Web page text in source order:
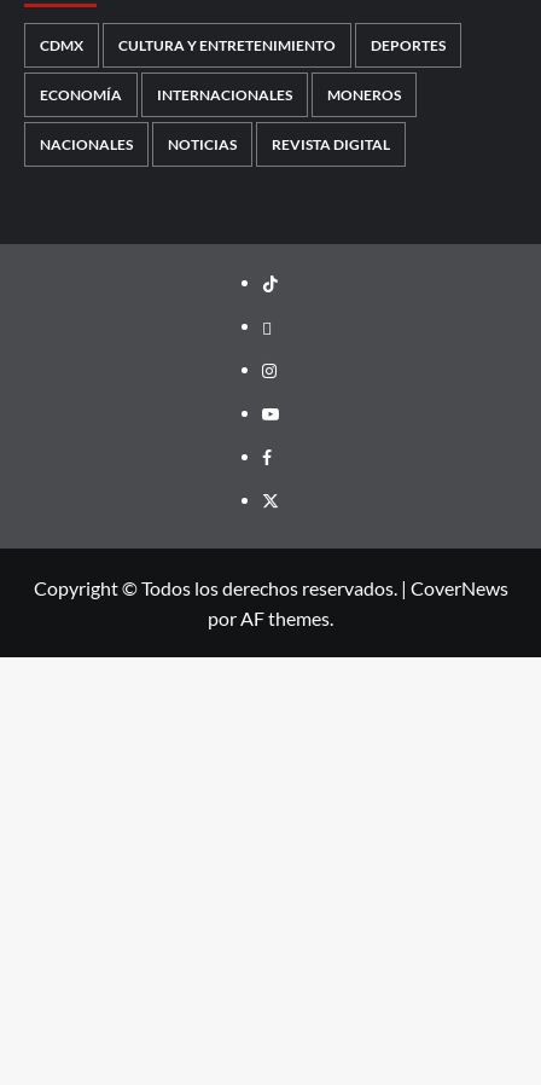
CDMX CULTURA Y ENTRETENIMIENTO DEPORTES
ECONOMÍA INTERNACIONALES MONEROS
NACIONALES NOTICIAS REVISTA DIGITAL
TikTok
threads
Instagram
Youtube
Facebook
X
Copyright © Todos los derechos reservados. | CoverNews
por AF themes.